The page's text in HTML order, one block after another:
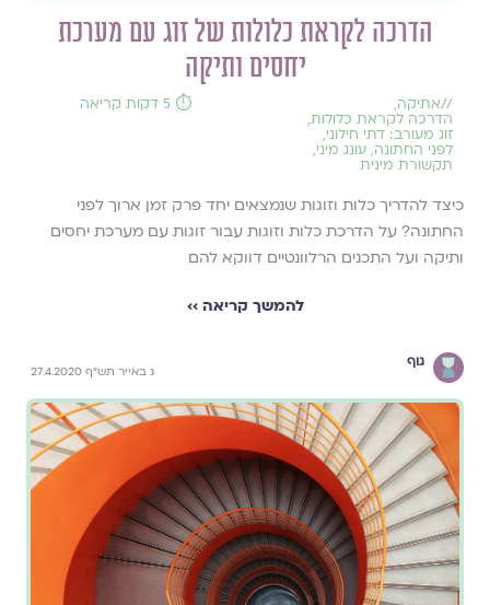
הדרכה לקראת כלולות של זוג עם מערכת
יחסים ותיקה
//אתיקה,
הדרכה לקראת כלולות,
זוג מעורב: דתי חילוני,
לפני החתונה, עונג מיני,
תקשורת מינית
⏱️ 5 דקות קריאה
כיצד להדריך כלות וזוגות שנמצאים יחד פרק זמן ארוך לפני
החתונה? על הדרכת כלות וזוגות עבור זוגות עם מערכת יחסים
ותיקה ועל התכנים הרלוונטיים דווקא להם
להמשך קריאה ››
גוף
ג באייר תש"ף 27.4.2020